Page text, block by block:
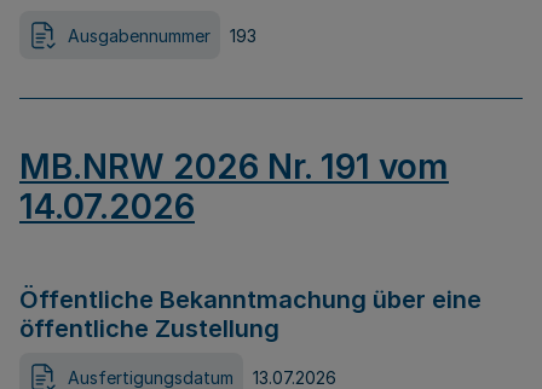
Ausgabennummer 193
MB.NRW 2026 Nr. 191 vom
14.07.2026
Öffentliche Bekanntmachung über eine
öffentliche Zustellung
Ausfertigungsdatum 13.07.2026